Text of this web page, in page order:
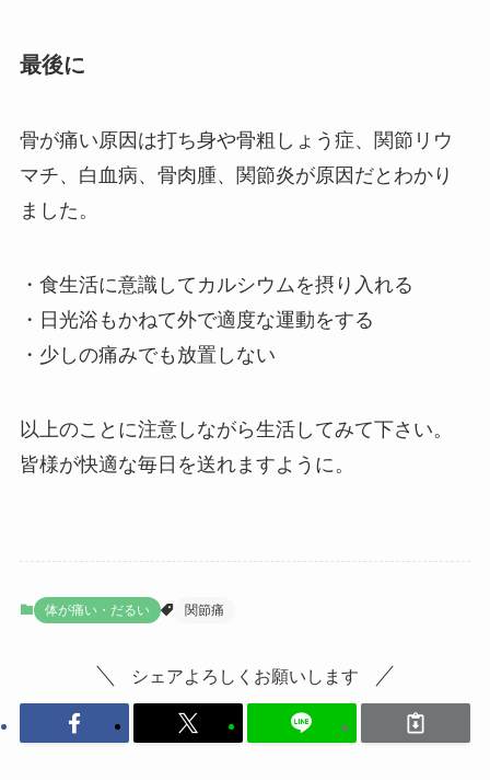
最後に
骨が痛い原因は打ち身や骨粗しょう症、関節リウ
マチ、白血病、骨肉腫、関節炎が原因だとわかり
ました。
・食生活に意識してカルシウムを摂り入れる
・日光浴もかねて外で適度な運動をする
・少しの痛みでも放置しない
以上のことに注意しながら生活してみて下さい。
皆様が快適な毎日を送れますように。
体が痛い・だるい 関節痛
シェアよろしくお願いします